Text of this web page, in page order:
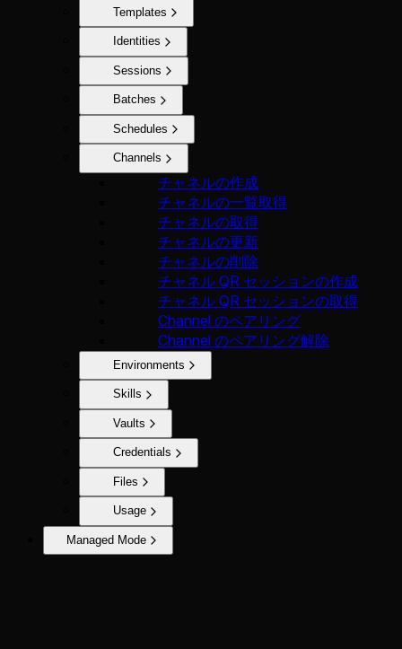
Templates
Identities
Sessions
Batches
Schedules
Channels
チャネルの作成
チャネルの一覧取得
チャネルの取得
チャネルの更新
チャネルの削除
チャネル QR セッションの作成
チャネル QR セッションの取得
Channel のペアリング
Channel のペアリング解除
Environments
Skills
Vaults
Credentials
Files
Usage
Managed Mode